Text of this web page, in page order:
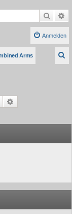
Suche
Anmelden
Arms
Suche